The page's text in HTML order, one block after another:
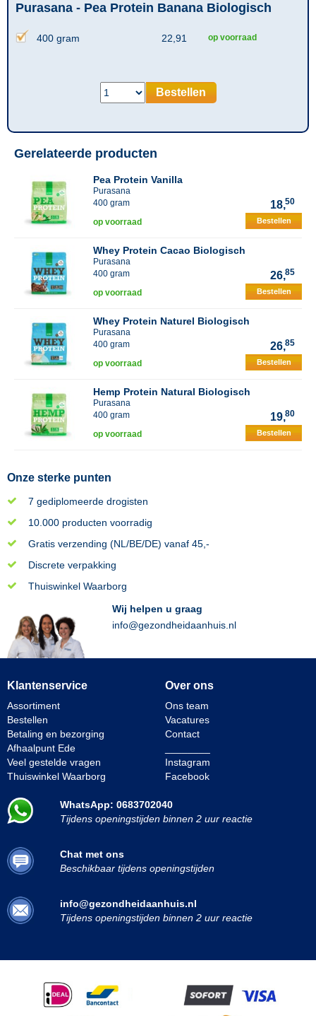
Purasana - Pea Protein Banana Biologisch
400 gram 22,91 op voorraad
Bestellen
Gerelateerde producten
Pea Protein Vanilla
Purasana
400 gram
18,50
op voorraad Bestellen
Whey Protein Cacao Biologisch
Purasana
400 gram
26,85
op voorraad Bestellen
Whey Protein Naturel Biologisch
Purasana
400 gram
26,85
op voorraad Bestellen
Hemp Protein Natural Biologisch
Purasana
400 gram
19,80
op voorraad Bestellen
Onze sterke punten
7 gediplomeerde drogisten
10.000 producten voorradig
Gratis verzending (NL/BE/DE) vanaf 45,-
Discrete verpakking
Thuiswinkel Waarborg
Wij helpen u graag
info@gezondheidaanhuis.nl
Klantenservice
Assortiment
Bestellen
Betaling en bezorging
Afhaalpunt Ede
Veel gestelde vragen
Thuiswinkel Waarborg
Over ons
Ons team
Vacatures
Contact
Instagram
Facebook
WhatsApp: 0683702040
Tijdens openingstijden binnen 2 uur reactie
Chat met ons
Beschikbaar tijdens openingstijden
info@gezondheidaanhuis.nl
Tijdens openingstijden binnen 2 uur reactie